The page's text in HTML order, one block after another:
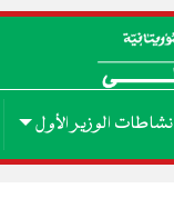
نشاطات الوزير الأول